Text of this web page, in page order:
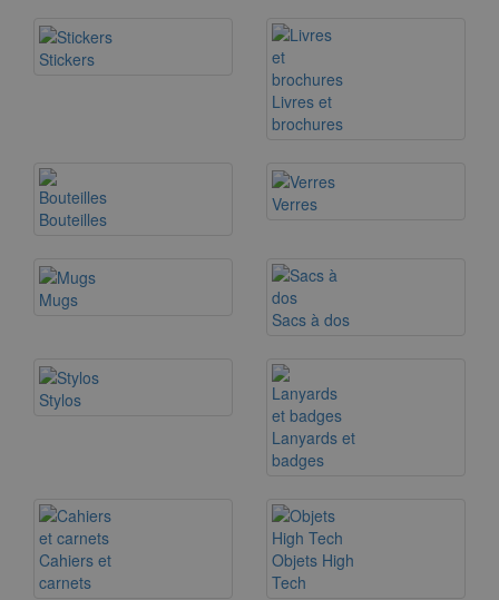
Stickers
Livres et
brochures
Bouteilles
Verres
Mugs
Sacs à dos
Stylos
Lanyards et
badges
Cahiers et
carnets
Objets High
Tech